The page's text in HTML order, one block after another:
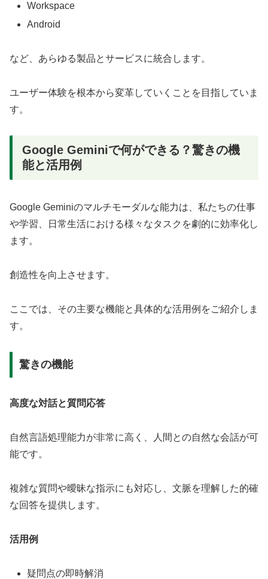
Workspace
Android
など、あらゆる製品とサービスに統合します。
ユーザー体験を根本から変革していくことを目指していま
す。
Google Geminiで何ができる？驚きの機
能と活用例
Google Geminiのマルチモーダルな能力は、私たちの仕事
や学習、日常生活における様々なタスクを劇的に効率化し
ます。
創造性を向上させます。
ここでは、その主要な機能と具体的な活用例をご紹介しま
す。
驚きの機能
高度な対話と質問応答
自然言語処理能力が非常に高く、人間との自然な会話が可
能です。
複雑な質問や曖昧な指示にも対応し、文脈を理解した的確
な回答を提供します。
活用例
疑問点の即時解消